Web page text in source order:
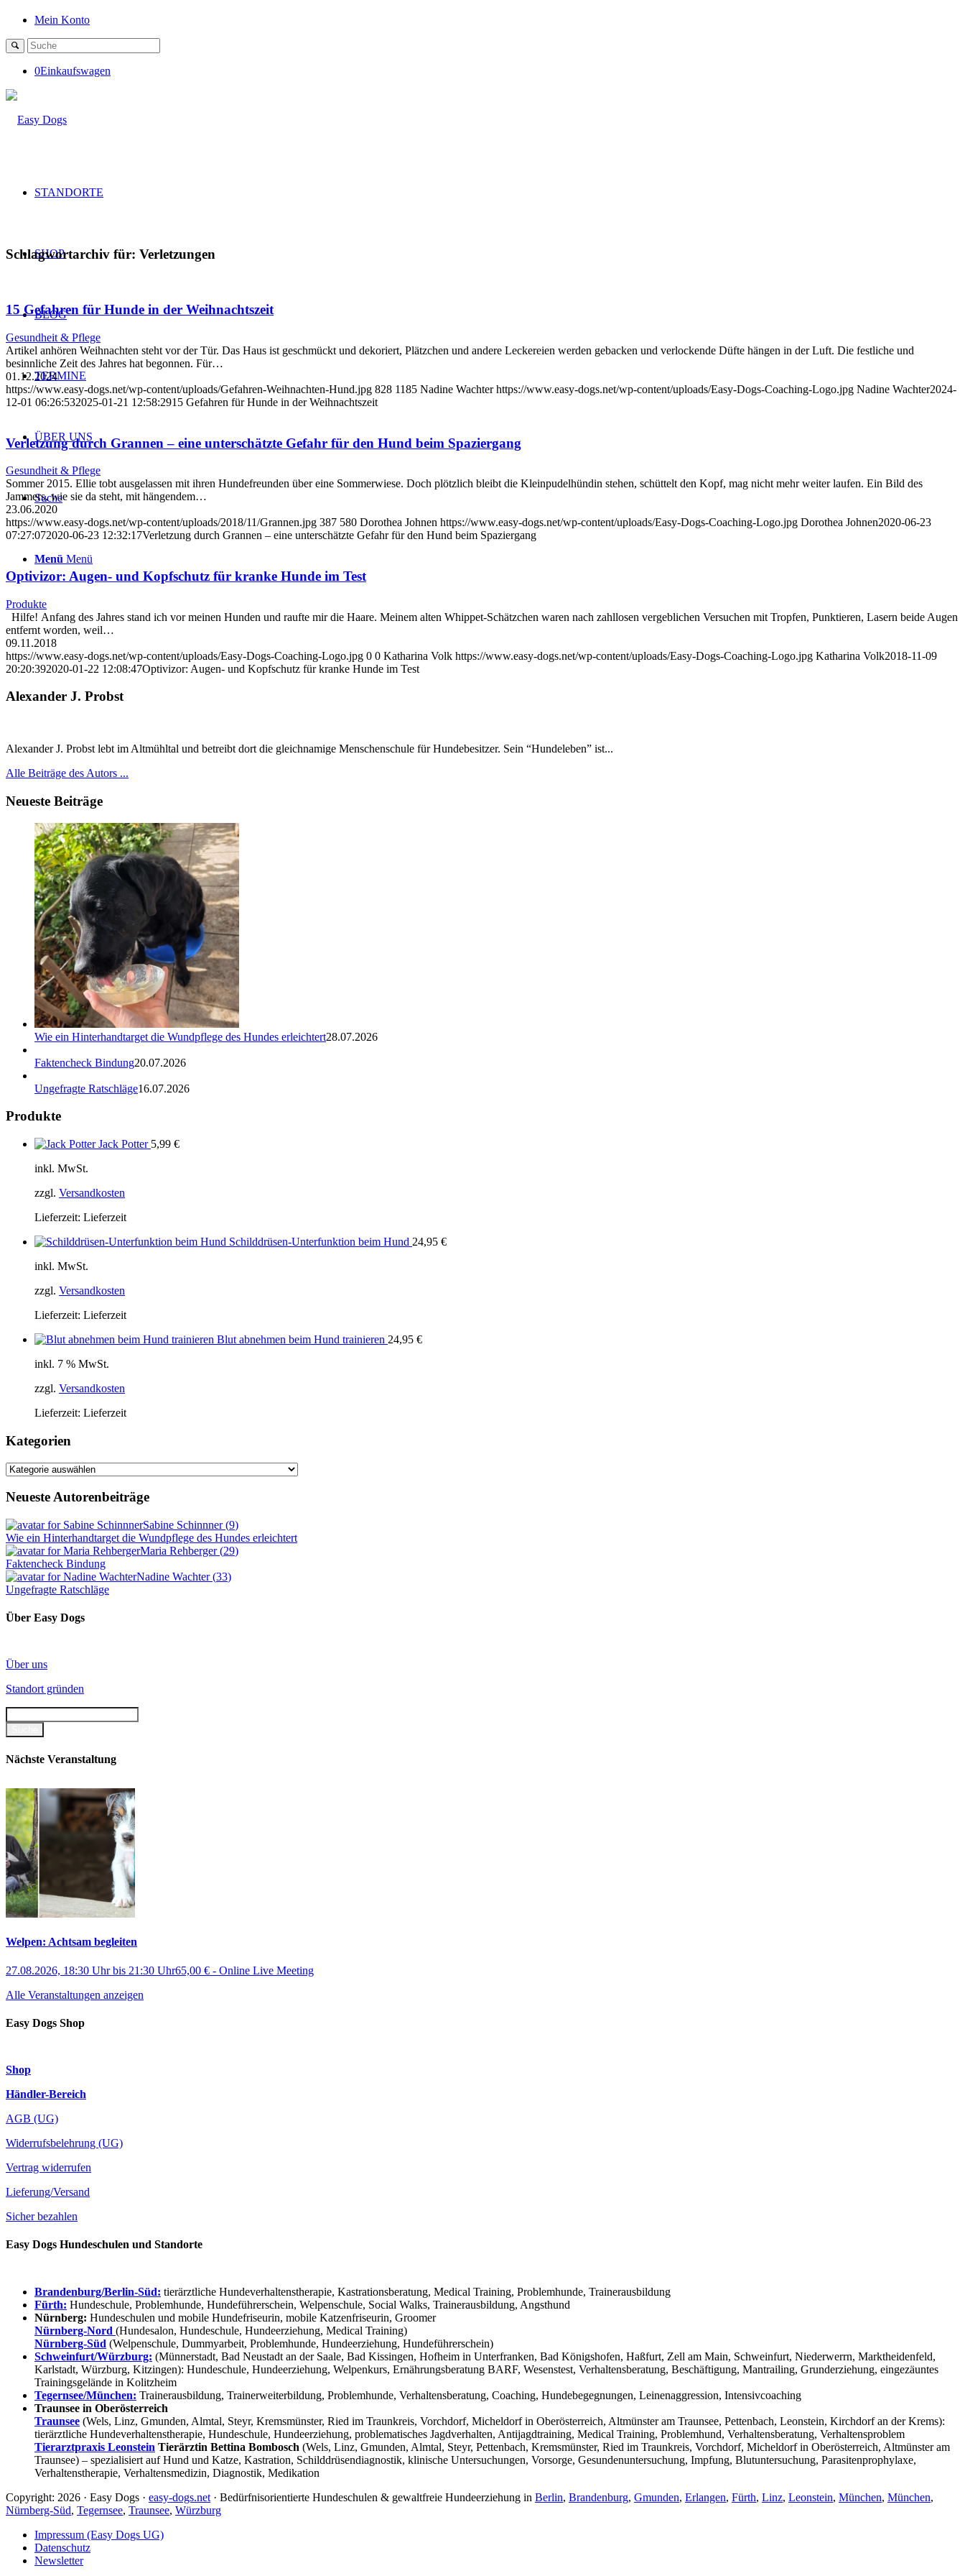
Mein Konto
0Einkaufswagen
STANDORTE
SHOP
BLOG
TERMINE
ÜBER UNS
Suche
Menü Menü
Schlagwortarchiv für: Verletzungen
15 Gefahren für Hunde in der Weihnachtszeit
Gesundheit & Pflege
Artikel anhören Weihnachten steht vor der Tür. Das Haus ist geschmückt und dekoriert, Plätzchen und andere Leckereien werden gebacken und verlockende Düfte hängen in der Luft. Die festliche und
besinnliche Zeit des Jahres hat begonnen. Für…
01.12.2024
https://www.easy-dogs.net/wp-content/uploads/Gefahren-Weihnachten-Hund.jpg 828 1185 Nadine Wachter https://www.easy-dogs.net/wp-content/uploads/Easy-Dogs-Coaching-Logo.jpg Nadine Wachter2024-
12-01 06:26:532025-01-21 12:58:2915 Gefahren für Hunde in der Weihnachtszeit
Verletzung durch Grannen – eine unterschätzte Gefahr für den Hund beim Spaziergang
Gesundheit & Pflege
Sommer 2015. Ellie tobt ausgelassen mit ihren Hundefreunden über eine Sommerwiese. Doch plötzlich bleibt die Kleinpudelhündin stehen, schüttelt den Kopf, mag nicht mehr weiter laufen. Ein Bild des
Jammers, wie sie da steht, mit hängendem…
23.06.2020
https://www.easy-dogs.net/wp-content/uploads/2018/11/Grannen.jpg 387 580 Dorothea Johnen https://www.easy-dogs.net/wp-content/uploads/Easy-Dogs-Coaching-Logo.jpg Dorothea Johnen2020-06-23
07:27:072020-06-23 12:32:17Verletzung durch Grannen – eine unterschätzte Gefahr für den Hund beim Spaziergang
Optivizor: Augen- und Kopfschutz für kranke Hunde im Test
Produkte
Hilfe! Anfang des Jahres stand ich vor meinen Hunden und raufte mir die Haare. Meinem alten Whippet-Schätzchen waren nach zahllosen vergeblichen Versuchen mit Tropfen, Punktieren, Lasern beide Augen
entfernt worden, weil…
09.11.2018
https://www.easy-dogs.net/wp-content/uploads/Easy-Dogs-Coaching-Logo.jpg 0 0 Katharina Volk https://www.easy-dogs.net/wp-content/uploads/Easy-Dogs-Coaching-Logo.jpg Katharina Volk2018-11-09
20:20:392020-01-22 12:08:47Optivizor: Augen- und Kopfschutz für kranke Hunde im Test
Alexander J. Probst
Alexander J. Probst lebt im Altmühltal und betreibt dort die gleichnamige Menschenschule für Hundebesitzer. Sein “Hundeleben” ist...
Alle Beiträge des Autors ...
Neueste Beiträge
Wie ein Hinterhandtarget die Wundpflege des Hundes erleichtert28.07.2026
Faktencheck Bindung20.07.2026
Ungefragte Ratschläge16.07.2026
Produkte
Jack Potter 5,99 €
inkl. MwSt.
zzgl. Versandkosten
Lieferzeit: Lieferzeit
Schilddrüsen-Unterfunktion beim Hund 24,95 €
inkl. MwSt.
zzgl. Versandkosten
Lieferzeit: Lieferzeit
Blut abnehmen beim Hund trainieren 24,95 €
inkl. 7 % MwSt.
zzgl. Versandkosten
Lieferzeit: Lieferzeit
Kategorien
Kategorien
Neueste Autorenbeiträge
Sabine Schinnner(9)
Wie ein Hinterhandtarget die Wundpflege des Hundes erleichtert
Maria Rehberger(29)
Faktencheck Bindung
Nadine Wachter(33)
Ungefragte Ratschläge
Über Easy Dogs
Über uns
Standort gründen
Nächste Veranstaltung
Welpen: Achtsam begleiten
27.08.2026, 18:30 Uhrbis 21:30 Uhr65,00 € - Online Live Meeting
Alle Veranstaltungen anzeigen
Easy Dogs Shop
Shop
Händler-Bereich
AGB (UG)
Widerrufsbelehrung (UG)
Vertrag widerrufen
Lieferung/Versand
Sicher bezahlen
Easy Dogs Hundeschulen und Standorte
Brandenburg/Berlin-Süd: tierärztliche Hundeverhaltenstherapie, Kastrationsberatung, Medical Training, Problemhunde, Trainerausbildung
Fürth: Hundeschule, Problemhunde, Hundeführerschein, Welpenschule, Social Walks, Trainerausbildung, Angsthund
Nürnberg: Hundeschulen und mobile Hundefriseurin, mobile Katzenfriseurin, Groomer
Nürnberg-Nord (Hundesalon, Hundeschule, Hundeerziehung, Medical Training)
Nürnberg-Süd (Welpenschule, Dummyarbeit, Problemhunde, Hundeerziehung, Hundeführerschein)
Schweinfurt/Würzburg: (Münnerstadt, Bad Neustadt an der Saale, Bad Kissingen, Hofheim in Unterfranken, Bad Königshofen, Haßfurt, Zell am Main, Schweinfurt, Niederwerrn, Marktheidenfeld,
Karlstadt, Würzburg, Kitzingen): Hundeschule, Hundeerziehung, Welpenkurs, Ernährungsberatung BARF, Wesenstest, Verhaltensberatung, Beschäftigung, Mantrailing, Grunderziehung, eingezäuntes
Trainingsgelände in Kolitzheim
Tegernsee/München: Trainerausbildung, Trainerweiterbildung, Problemhunde, Verhaltensberatung, Coaching, Hundebegegnungen, Leinenaggression, Intensivcoaching
Traunsee in Oberösterreich
Traunsee (Wels, Linz, Gmunden, Almtal, Steyr, Kremsmünster, Ried im Traunkreis, Vorchdorf, Micheldorf in Oberösterreich, Altmünster am Traunsee, Pettenbach, Leonstein, Kirchdorf an der Krems):
tierärztliche Hundeverhaltenstherapie, Hundeschule, Hundeerziehung, problematisches Jagdverhalten, Antijagdtraining, Medical Training, Problemhund, Verhaltensberatung, Verhaltensproblem
Tierarztpraxis Leonstein Tierärztin Bettina Bombosch (Wels, Linz, Gmunden, Almtal, Steyr, Pettenbach, Kremsmünster, Ried im Traunkreis, Vorchdorf, Micheldorf in Oberösterreich, Altmünster am
Traunsee) – spezialisiert auf Hund und Katze, Kastration, Schilddrüsendiagnostik, klinische Untersuchungen, Vorsorge, Gesundenuntersuchung, Impfung, Blutuntersuchung, Parasitenprophylaxe,
Verhaltenstherapie, Verhaltensmedizin, Diagnostik, Medikation
Copyright: 2026 · Easy Dogs · easy-dogs.net · Bedürfnisorientierte Hundeschulen & gewaltfreie Hundeerziehung in Berlin, Brandenburg, Gmunden, Erlangen, Fürth, Linz, Leonstein, München, München,
Nürnberg-Süd, Tegernsee, Traunsee, Würzburg
Impressum (Easy Dogs UG)
Datenschutz
Newsletter